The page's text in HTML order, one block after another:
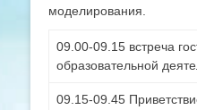
моделирования.
09.00-09.15 встреча
образовательной
09.15-09.45